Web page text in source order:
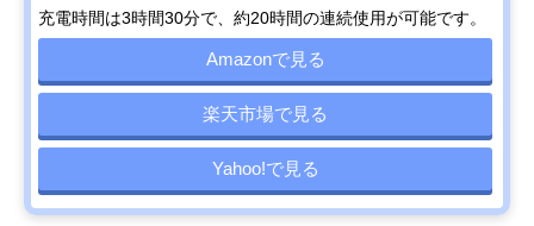
充電時間は3時間30分で、約20時間の連続使用が可能です。
Amazonで見る
楽天市場で見る
Yahoo!で見る